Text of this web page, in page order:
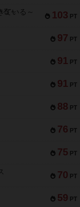
103 PT
いる～
97 PT
91 PT
91 PT
88 PT
76 PT
75 PT
70 PT
59 PT